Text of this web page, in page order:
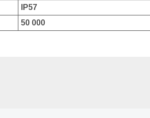
IP57
50 000